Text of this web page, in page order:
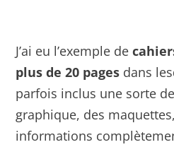
J’ai eu l’exemple de
plus de 20 pages dans
parfois inclus une sorte
graphique, des
informations